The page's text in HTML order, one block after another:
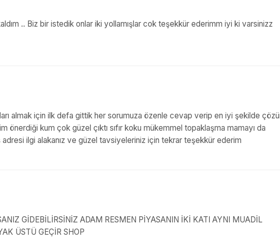
.. Biz bir istedik onlar iki yollamışlar cok teşekkür ederimm iyi ki varsinizz
almak için ilk defa gittik her sorumuza özenle cevap verip en iyi şekilde
önerdiği kum çok güzel çıktı sıfır koku mükemmel topaklaşma mamayı da
ilgi alakanız ve güzel tavsiyeleriniz için tekrar teşekkür ederim
GİDEBİLİRSİNİZ ADAM RESMEN PİYASANIN İKİ KATI AYNI MUADİL
ÜSTÜ GEÇİR SHOP